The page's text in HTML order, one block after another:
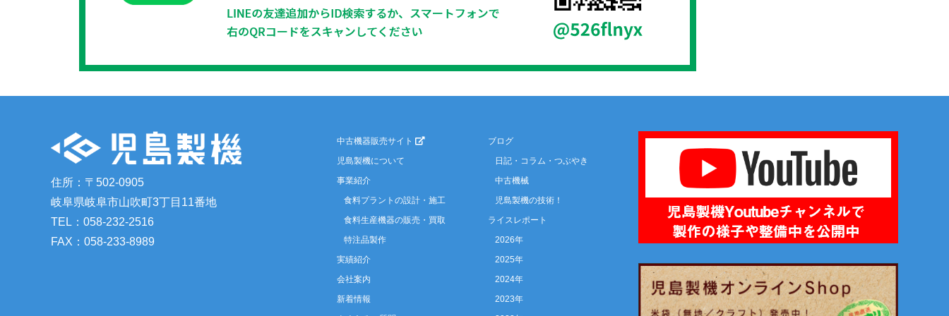
住所：〒502-0905
岐阜県岐阜市山吹町3丁目11番地
TEL：058-232-2516
FAX：058-233-8989
中古機器販売サイト
児島製機について
事業紹介
食料プラントの設計・施工
食料生産機器の販売・買取
特注品製作
実績紹介
会社案内
新着情報
ブログ
日記・コラム・つぶやき
中古機械
児島製機の技術！
ライスレポート
2026年
2025年
2024年
2023年